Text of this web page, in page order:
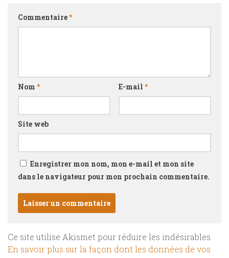
Commentaire*
Nom * E-mail *
Site web
Enregistrer mon nom, mon e-mail et mon site
dans le navigateur pour mon prochain commentaire.
Ce site utilise Akismet pour réduire les indésirables.
En savoir plus sur la façon dont les données de vos